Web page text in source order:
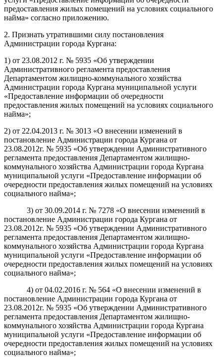
предоставления жилых помещений на условиях социального
найма» согласно приложению.
2. Признать утратившими силу постановления
Администрации города Кургана:
1) от 23.08.2012 г. № 5935 «Об утверждении
Административного регламента предоставления
Департаментом жилищно-коммунального хозяйства
Администрации города Кургана муниципальной услуги
«Предоставление информации об очередности
предоставления жилых помещений на условиях социального
найма»;
2) от 22.04.2013 г. № 3013 «О внесении изменений в
постановление Администрации города Кургана от
23.08.2012г. № 5935 «Об утверждении Административного
регламента предоставления Департаментом жилищно-
коммунального хозяйства Администрации города Кургана
муниципальной услуги «Предоставление информации об
очередности предоставления жилых помещений на условиях
социального найма»;
3) от 30.09.2014 г. № 7278 «О внесении изменений в
постановление Администрации города Кургана от
23.08.2012г. № 5935 «Об утверждении Административного
регламента предоставления Департаментом жилищно-
коммунального хозяйства Администрации города Кургана
муниципальной услуги «Предоставление информации об
очередности предоставления жилых помещений на условиях
социального найма»;
4) от 04.02.2016 г. № 564 «О внесении изменений в
постановление Администрации города Кургана от
23.08.2012г. № 5935 «Об утверждении Административного
регламента предоставления Департаментом жилищно-
коммунального хозяйства Администрации города Кургана
муниципальной услуги «Предоставление информации об
очередности предоставления жилых помещений на условиях
социального найма»;